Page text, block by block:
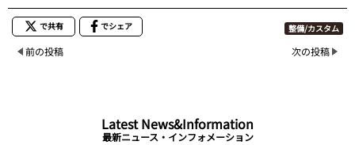
で共有 でシェア 整備/カスタム
前の投稿 次の投稿
Latest News&Information
最新ニュース・インフォメーション